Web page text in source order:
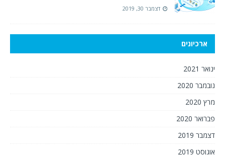
דצמבר 30, 2019
ארכיונים
ינואר 2021
נובמבר 2020
מרץ 2020
פברואר 2020
דצמבר 2019
אוגוסט 2019